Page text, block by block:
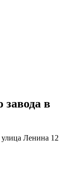
завода в
улица Ленина 12